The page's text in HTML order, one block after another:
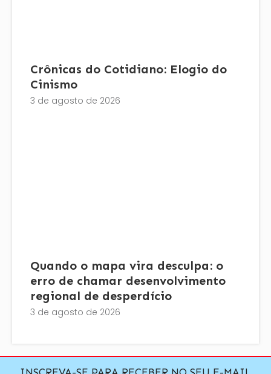
Crônicas do Cotidiano: Elogio do
Cinismo
3 de agosto de 2026
Quando o mapa vira desculpa: o
erro de chamar desenvolvimento
regional de desperdício
3 de agosto de 2026